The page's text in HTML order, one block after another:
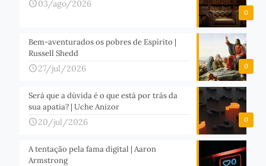
0
03/ago/2026
0
Bem-aventurados os pobres de Espírito |
Russell Shedd
27/jul/2026
0
Será que a dúvida é o que está por trás da
sua apatia? | Uche Anizor
20/jul/2026
A tentação pela fama digital | Aaron
Armstrong